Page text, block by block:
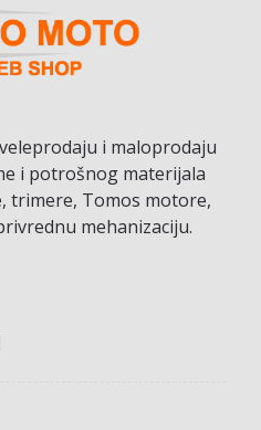
i maloprodaju
i potrošnog materijala
trimere, Tomos motore,
mehanizaciju.